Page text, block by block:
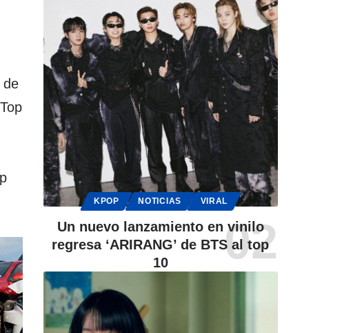
de
KPOP NOTICIAS VIRAL
Un nuevo lanzamiento en vinilo
regresa ‘ARIRANG’ de BTS al top
10